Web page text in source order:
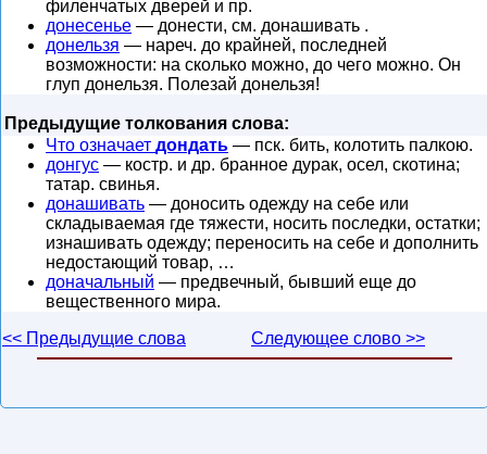
филенчатых дверей и пр.
донесенье — донести, см. донашивать .
донельзя — нареч. до крайней, последней
возможности: на сколько можно, до чего можно. Он
глуп донельзя. Полезай донельзя!
Предыдущие толкования слова:
Что означает дондать — пск. бить, колотить палкою.
донгус — костр. и др. бранное дурак, осел, скотина;
татар. свинья.
донашивать — доносить одежду на себе или
складываемая где тяжести, носить последки, остатки;
изнашивать одежду; переносить на себе и дополнить
недостающий товар, …
доначальный — предвечный, бывший еще до
вещественного мира.
<< Предыдущие слова
Следующее слово >>